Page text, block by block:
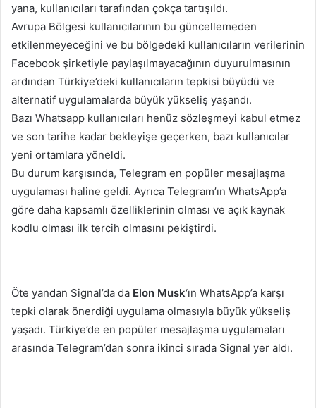
yana, kullanıcıları tarafından çokça tartışıldı.
Avrupa Bölgesi kullanıcılarının bu güncellemeden
etkilenmeyeceğini ve bu bölgedeki kullanıcıların verilerinin
Facebook şirketiyle paylaşılmayacağının duyurulmasının
ardından Türkiye’deki kullanıcıların tepkisi büyüdü ve
alternatif uygulamalarda büyük yükseliş yaşandı.
Bazı Whatsapp kullanıcıları henüz sözleşmeyi kabul etmez
ve son tarihe kadar bekleyişe geçerken, bazı kullanıcılar
yeni ortamlara yöneldi.
Bu durum karşısında, Telegram en popüler mesajlaşma
uygulaması haline geldi. Ayrıca Telegram’ın WhatsApp’a
göre daha kapsamlı özelliklerinin olması ve açık kaynak
kodlu olması ilk tercih olmasını pekiştirdi.
Öte yandan Signal’da da Elon Musk‘ın WhatsApp’a karşı
tepki olarak önerdiği uygulama olmasıyla büyük yükseliş
yaşadı. Türkiye’de en popüler mesajlaşma uygulamaları
arasında Telegram’dan sonra ikinci sırada Signal yer aldı.